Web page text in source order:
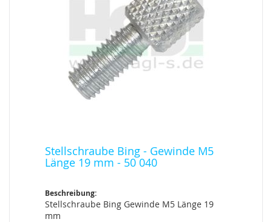
Stellschraube Bing - Gewinde M5
Länge 19 mm - 50 040
Beschreibung:
Stellschraube Bing Gewinde M5 Länge 19
mm